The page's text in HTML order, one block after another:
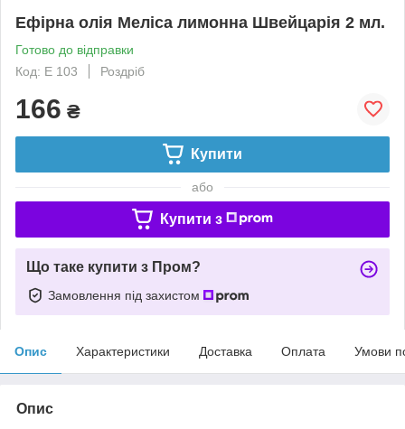
Ефірна олія Меліса лимонна Швейцарія 2 мл.
Готово до відправки
Код: Е 103
Роздріб
166 ₴
Купити
або
Купити з
Що таке купити з Пром?
Замовлення під захистом
Опис Характеристики Доставка Оплата Умови
Опис